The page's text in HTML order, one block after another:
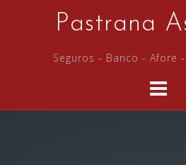
Pastrana
Seguros - Banco - Afore